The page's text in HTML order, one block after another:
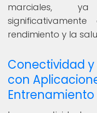
marciales,
rendimiento y la
Conectividad
con
Entrenamiento